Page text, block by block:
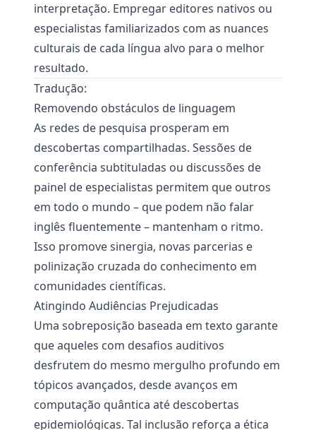
interpretação. Empregar editores nativos ou
especialistas familiarizados com as nuances
culturais de cada língua alvo para o melhor
resultado.
Tradução:
Removendo obstáculos de linguagem
As redes de pesquisa prosperam em
descobertas compartilhadas. Sessões de
conferência subtituladas ou discussões de
painel de especialistas permitem que outros
em todo o mundo – que podem não falar
inglês fluentemente – mantenham o ritmo.
Isso promove sinergia, novas parcerias e
polinização cruzada do conhecimento em
comunidades científicas.
Atingindo Audiências Prejudicadas
Uma sobreposição baseada em texto garante
que aqueles com desafios auditivos
desfrutem do mesmo mergulho profundo em
tópicos avançados, desde avanços em
computação quântica até descobertas
epidemiológicas. Tal inclusão reforça a ética